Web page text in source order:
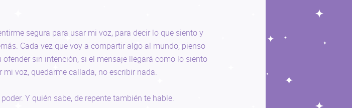
segura para usar mi voz, para decir lo que siento y
Cada vez que voy a compartir algo al mundo, pienso
sin intención, si el mensaje llegará como lo siento
voz, quedarme callada, no escribir nada.
Y quién sabe, de repente también te hable.